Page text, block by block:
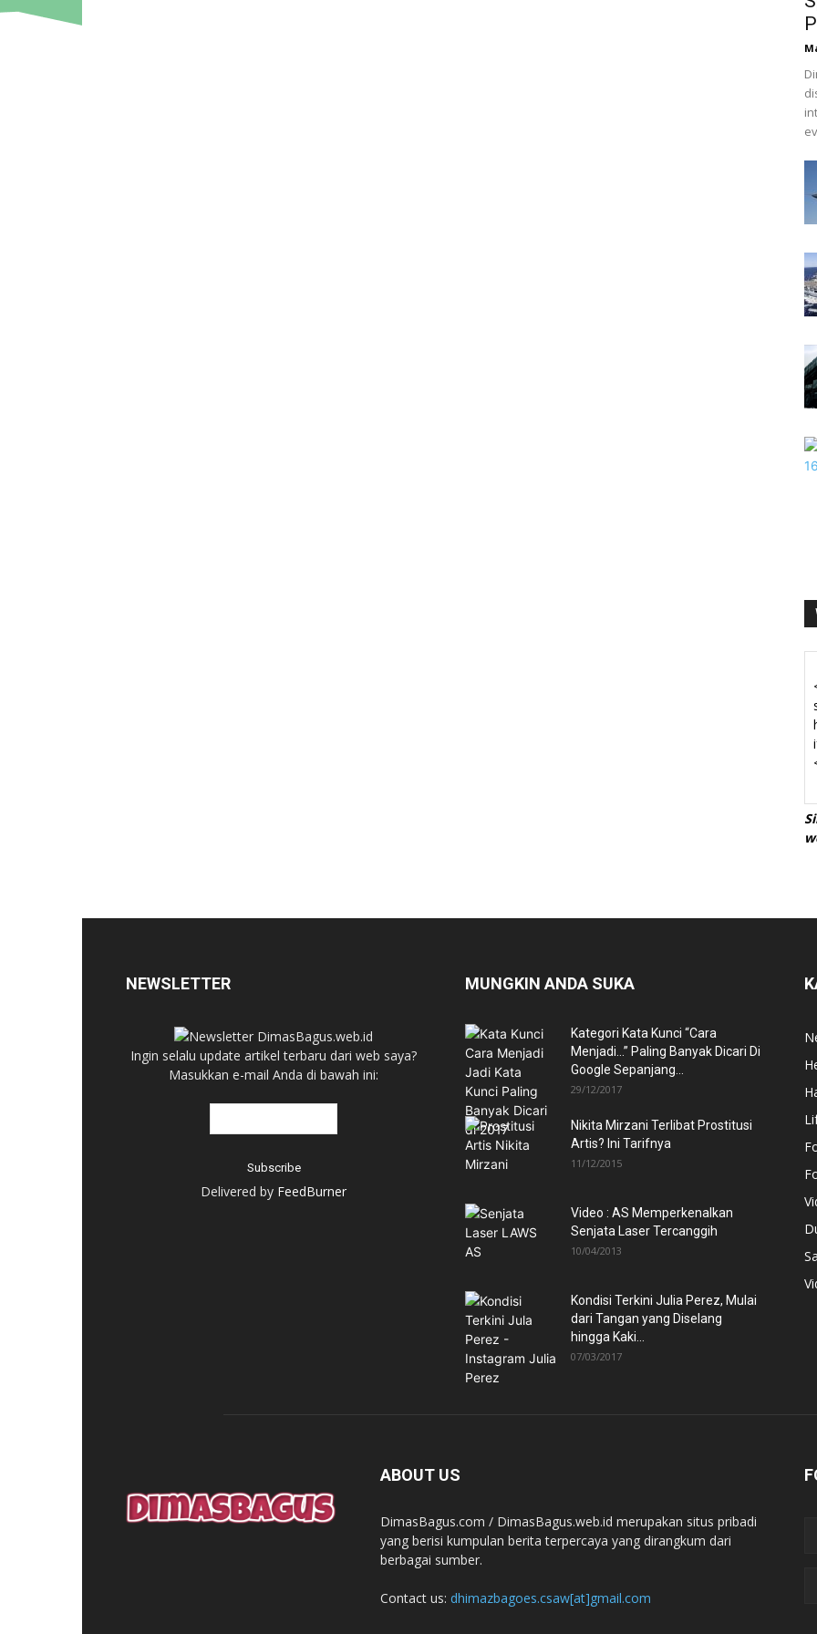
NEWSLETTER
Ingin selalu update artikel terbaru dari web saya?
Masukkan e-mail Anda di bawah ini:
Delivered by FeedBurner
MUNGKIN ANDA SUKA
Kategori Kata Kunci “Cara
Menjadi…” Paling Banyak Dicari Di
Google Sepanjang...
29/12/2017
Nikita Mirzani Terlibat Prostitusi
Artis? Ini Tarifnya
11/12/2015
Video : AS Memperkenalkan
Senjata Laser Tercanggih
10/04/2013
Kondisi Terkini Julia Perez, Mulai
dari Tangan yang Diselang
hingga Kaki...
07/03/2017
ABOUT US
DimasBagus.com / DimasBagus.web.id merupakan situs pribadi
yang berisi kumpulan berita terpercaya yang dirangkum dari
berbagai sumber.
Contact us: dhimazbagoes.csaw[at]gmail.com